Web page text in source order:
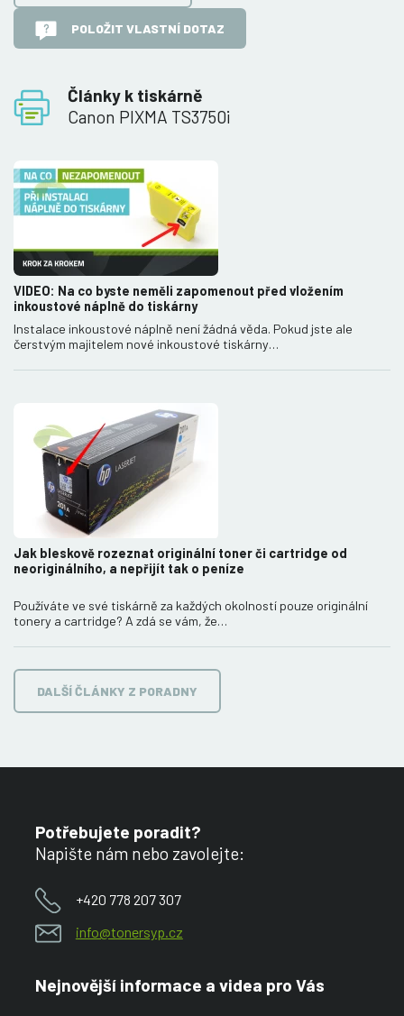
Články k tiskárně
Canon PIXMA TS3750i
POLOŽIT VLASTNÍ DOTAZ
VIDEO: Na co byste neměli zapomenout před vložením
inkoustové náplně do tiskárny
Instalace inkoustové náplně není žádná věda. Pokud jste ale
čerstvým majitelem nové inkoustové tiskárny…
Jak bleskově rozeznat originální toner či cartridge od
neoriginálního, a nepřijít tak o peníze
Používáte ve své tiskárně za každých okolností pouze originální
tonery a cartridge? A zdá se vám, že…
DALŠÍ ČLÁNKY Z PORADNY
Potřebujete poradit?
Napište nám nebo zavolejte:
+420 778 207 307
info@tonersyp.cz
Nejnovější informace a videa pro Vás